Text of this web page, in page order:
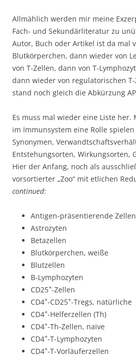
Allmählich werden mir meine
Fach- und Sekundärliteratur zu
Autor, Buch oder Artikel ist da mal
Blutkörperchen, dann wieder von
von T-Zellen, dann von T-
dann wieder von regulatorischen
stand noch gleich die Abkürzung
Es muss mal wieder eine Liste
im Immunsystem eine Rolle
Synonymen,
Entstehungsorten, Wirkungsorten,
Hier der Anfang, noch als
vorsortierter „Zoo“ mit etlichen
continued:
Antigen-präsentierende Zellen
Astrozyten
Betazellen
Blutkörperchen, weiße
Blutzellen
B-Lymphozyten
CD25+-Zellen
CD4+-CD25+-Tregs, natürliche
CD4+-Helferzellen (Th)
CD4+-Th-Zellen, naive
CD4+-T-Lymphozyten
CD4+-T-Vorläuferzellen